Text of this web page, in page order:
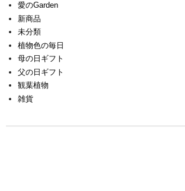
愛のGarden
新商品
未分類
植物色の毎日
母の日ギフト
父の日ギフト
観葉植物
雑貨